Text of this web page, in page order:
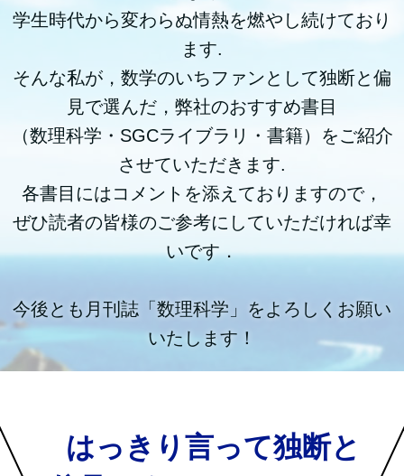
学生時代から変わらぬ情熱を燃やし続けており
ます.
そんな私が，数学のいちファンとして独断と偏
見で選んだ，弊社のおすすめ書目
（数理科学・SGCライブラリ・書籍）をご紹介
させていただきます.
各書目にはコメントを添えておりますので，
ぜひ読者の皆様のご参考にしていただければ幸
いです．
今後とも月刊誌「数理科学」をよろしくお願い
いたします！
はっきり言って独断と